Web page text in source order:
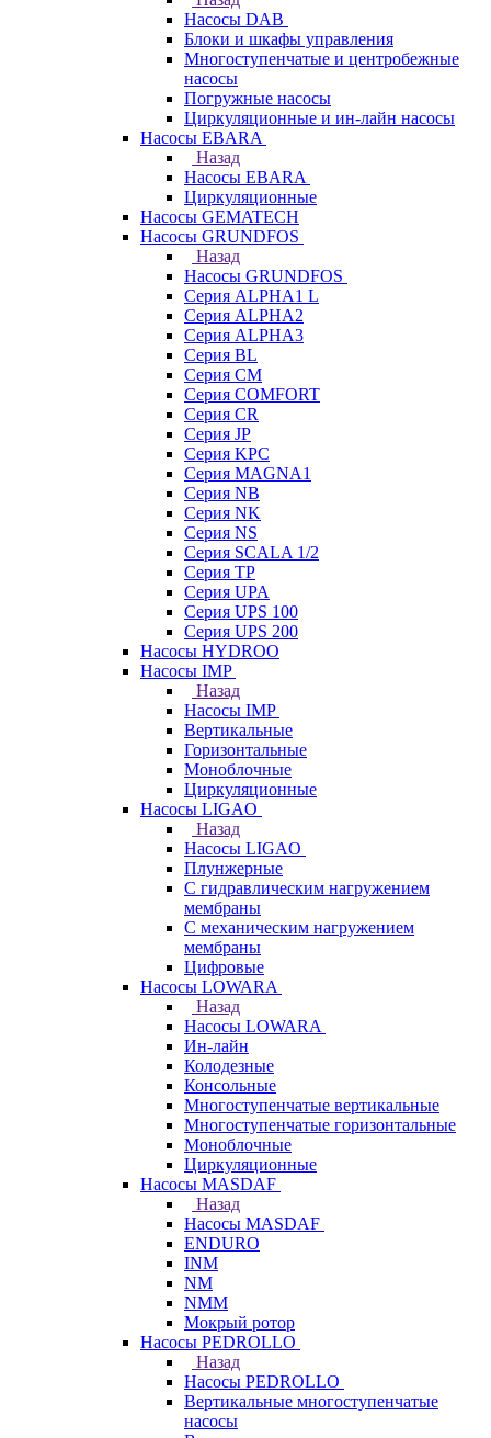
Насосы DAB
Блоки и шкафы управления
Многоступенчатые и центробежные
насосы
Погружные насосы
Циркуляционные и ин-лайн насосы
Насосы EBARA
Назад
Насосы EBARA
Циркуляционные
Насосы GEMATECH
Насосы GRUNDFOS
Назад
Насосы GRUNDFOS
Серия ALPHA1 L
Серия ALPHA2
Серия ALPHA3
Серия BL
Серия CM
Серия COMFORT
Серия CR
Серия JP
Серия KPC
Серия MAGNA1
Серия NB
Серия NK
Серия NS
Серия SCALA 1/2
Серия TP
Серия UPA
Серия UPS 100
Серия UPS 200
Насосы HYDROO
Насосы IMP
Назад
Насосы IMP
Вертикальные
Горизонтальные
Моноблочные
Циркуляционные
Насосы LIGAO
Назад
Насосы LIGAO
Плунжерные
С гидравлическим нагружением
мембраны
С механическим нагружением
мембраны
Цифровые
Насосы LOWARA
Назад
Насосы LOWARA
Ин-лайн
Колодезные
Консольные
Многоступенчатые вертикальные
Многоступенчатые горизонтальные
Моноблочные
Циркуляционные
Насосы MASDAF
Назад
Насосы MASDAF
ENDURO
INM
NM
NMM
Мокрый ротор
Насосы PEDROLLO
Назад
Насосы PEDROLLO
Вертикальные многоступенчатые
насосы